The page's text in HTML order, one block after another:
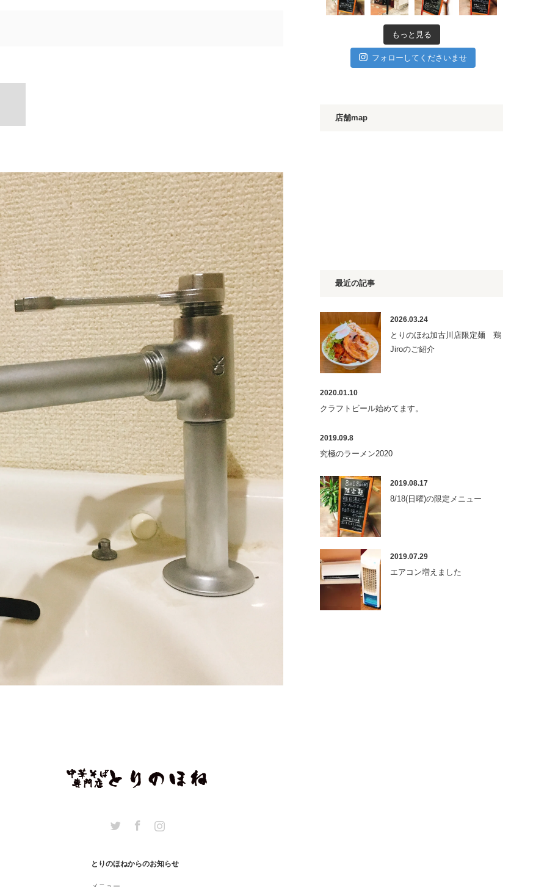
もっと見る
フォローしてくださいませ
店舗map
最近の記事
2026.03.24
とりのほね加古川店限定麺 鶏
Jiroのご紹介
2020.01.10
クラフトビール始めてます。
2019.09.8
究極のラーメン2020
2019.08.17
8/18(日曜)の限定メニュー
2019.07.29
エアコン増えました
Twitter Facebook
とりのほねからのお知らせ